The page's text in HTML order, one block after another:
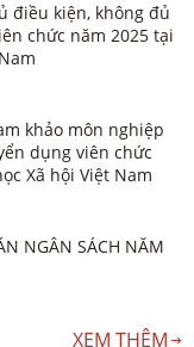
điều kiện, không đủ
chức năm 2025 tại
khảo môn nghiệp
dụng viên chức
Xã hội Việt Nam
NGÂN SÁCH NĂM
XEM THÊM